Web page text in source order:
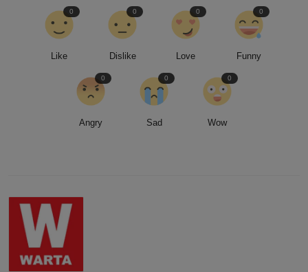
Like
0
Dislike
0
Love
0
Funny
0
Angry
0
Sad
0
Wow
0